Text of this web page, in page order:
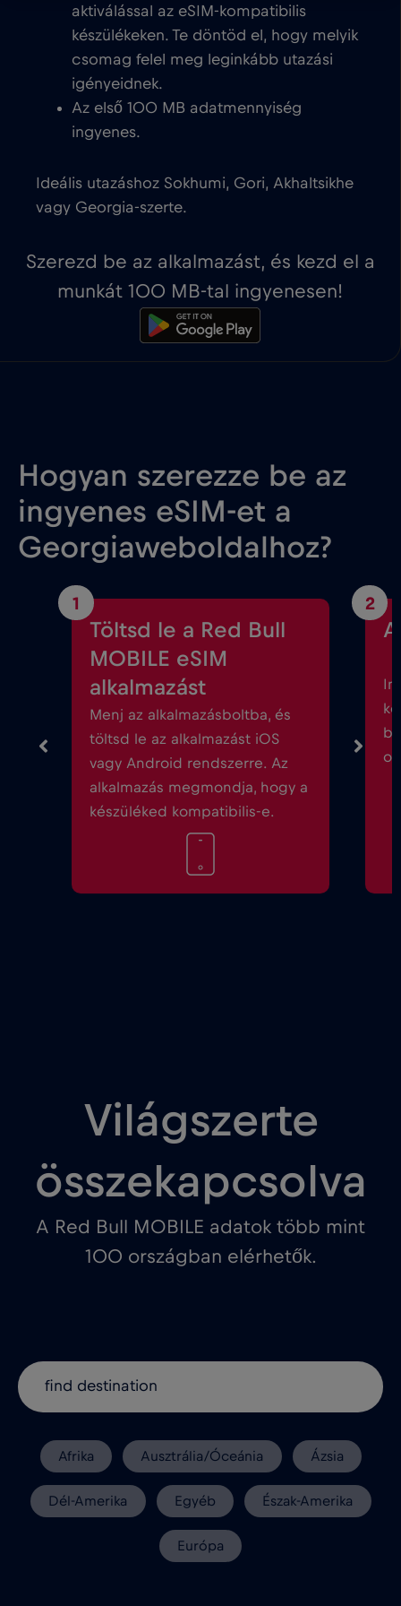
aktiválással az eSIM-kompatibilis
készülékeken. Te döntöd el, hogy melyik
csomag felel meg leginkább utazási
igényeidnek.
Az első 100 MB adatmennyiség
ingyenes.
Ideális utazáshoz Sokhumi, Gori, Akhaltsikhe
vagy Georgia-szerte.
Szerezd be az alkalmazást, és kezd el a
munkát 100 MB-tal ingyenesen!
Hogyan szerezze be az
ingyenes eSIM-et a
Georgiaweboldalhoz?
1
Töltsd le a Red Bull
MOBILE eSIM
alkalmazást
Menj az alkalmazásboltba, és
töltsd le az alkalmazást iOS
vagy Android rendszerre. Az
alkalmazás megmondja, hogy a
készüléked kompatibilis-e.
2
Világszerte
összekapcsolva
A Red Bull MOBILE adatok több mint
100 országban elérhetők.
Afrika Ausztrália/Óceánia Ázsia
Dél-Amerika Egyéb Észak-Amerika
Európa